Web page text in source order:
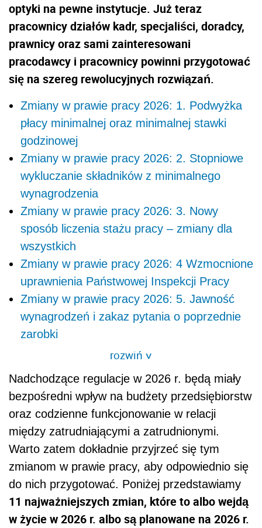
optyki na pewne instytucje. Już teraz
pracownicy działów kadr, specjaliści, doradcy,
prawnicy oraz sami zainteresowani
pracodawcy i pracownicy powinni przygotować
się na szereg rewolucyjnych rozwiązań.
Zmiany w prawie pracy 2026: 1. Podwyżka
płacy minimalnej oraz minimalnej stawki
godzinowej
Zmiany w prawie pracy 2026: 2. Stopniowe
wykluczanie składników z minimalnego
wynagrodzenia
Zmiany w prawie pracy 2026: 3. Nowy
sposób liczenia stażu pracy – zmiany dla
wszystkich
Zmiany w prawie pracy 2026: 4 Wzmocnione
uprawnienia Państwowej Inspekcji Pracy
Zmiany w prawie pracy 2026: 5. Jawność
wynagrodzeń i zakaz pytania o poprzednie
zarobki
rozwiń>
Nadchodzące regulacje w 2026 r. będą miały
bezpośredni wpływ na budżety przedsiębiorstw
oraz codzienne funkcjonowanie w relacji
między zatrudniającymi a zatrudnionymi.
Warto zatem dokładnie przyjrzeć się tym
zmianom w prawie pracy, aby odpowiednio się
do nich przygotować. Poniżej przedstawiamy
11 najważniejszych zmian, które to albo wejdą
w życie w 2026 r. albo są planowane na 2026 r.